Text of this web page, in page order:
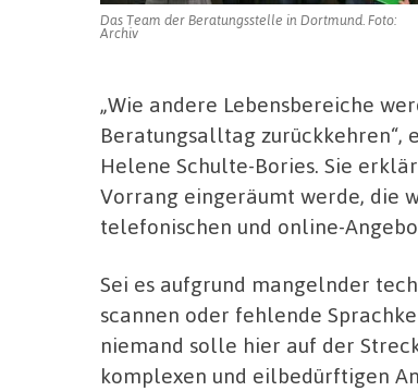
Das Team der Beratungsstelle in Dortmund. Foto:
Archiv
„Wie andere Lebensbereiche
Beratungsalltag
Helene Schulte-Bories. Sie
Vorrang eingeräumt werde, die
telefonischen und online-
Sei es aufgrund mangelnder
scannen oder fehlende
niemand solle hier auf der
komplexen und eilbedürftigen